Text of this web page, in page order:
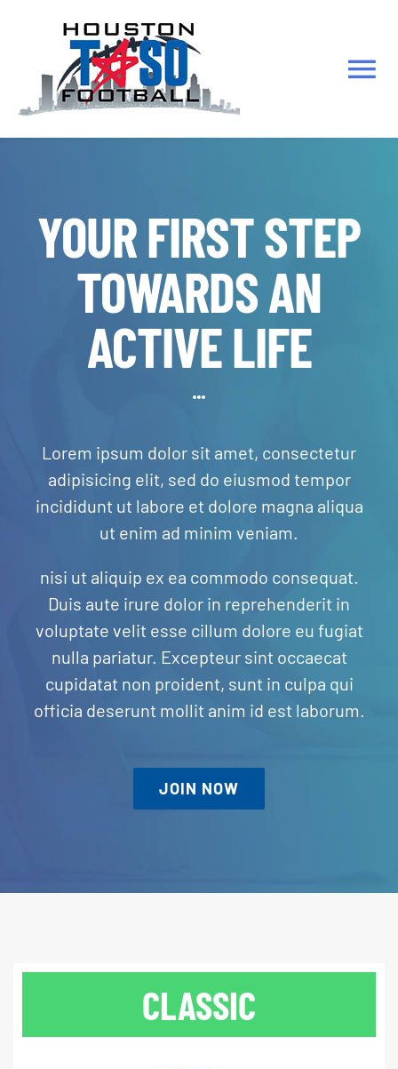
HOME
Resources
Battlefields to Ballfields- For Veterans
Contact Us
YOUR FIRST STEP
TOWARDS AN
ACTIVE LIFE
Lorem ipsum dolor sit amet, consectetur
adipisicing elit, sed do eiusmod tempor
incididunt ut labore et dolore magna aliqua
ut enim ad minim veniam.
nisi ut aliquip ex ea commodo consequat.
Duis aute irure dolor in reprehenderit in
voluptate velit esse cillum dolore eu fugiat
nulla pariatur. Excepteur sint occaecat
cupidatat non proident, sunt in culpa qui
officia deserunt mollit anim id est laborum.
JOIN NOW
CLASSIC